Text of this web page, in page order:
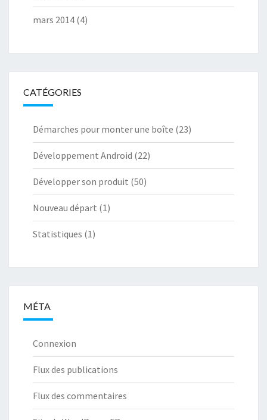
mars 2014 (4)
CATÉGORIES
Démarches pour monter une boîte (23)
Développement Android (22)
Développer son produit (50)
Nouveau départ (1)
Statistiques (1)
MÉTA
Connexion
Flux des publications
Flux des commentaires